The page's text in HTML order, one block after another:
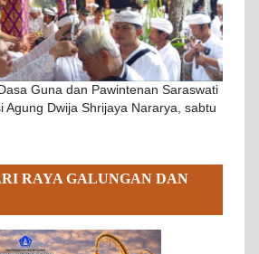
Guna dan Pawintenan Saraswati
Agung Dwija Shrijaya Nararya, sabtu
RAYA GALUNGAN DAN